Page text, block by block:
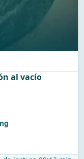
al vacío